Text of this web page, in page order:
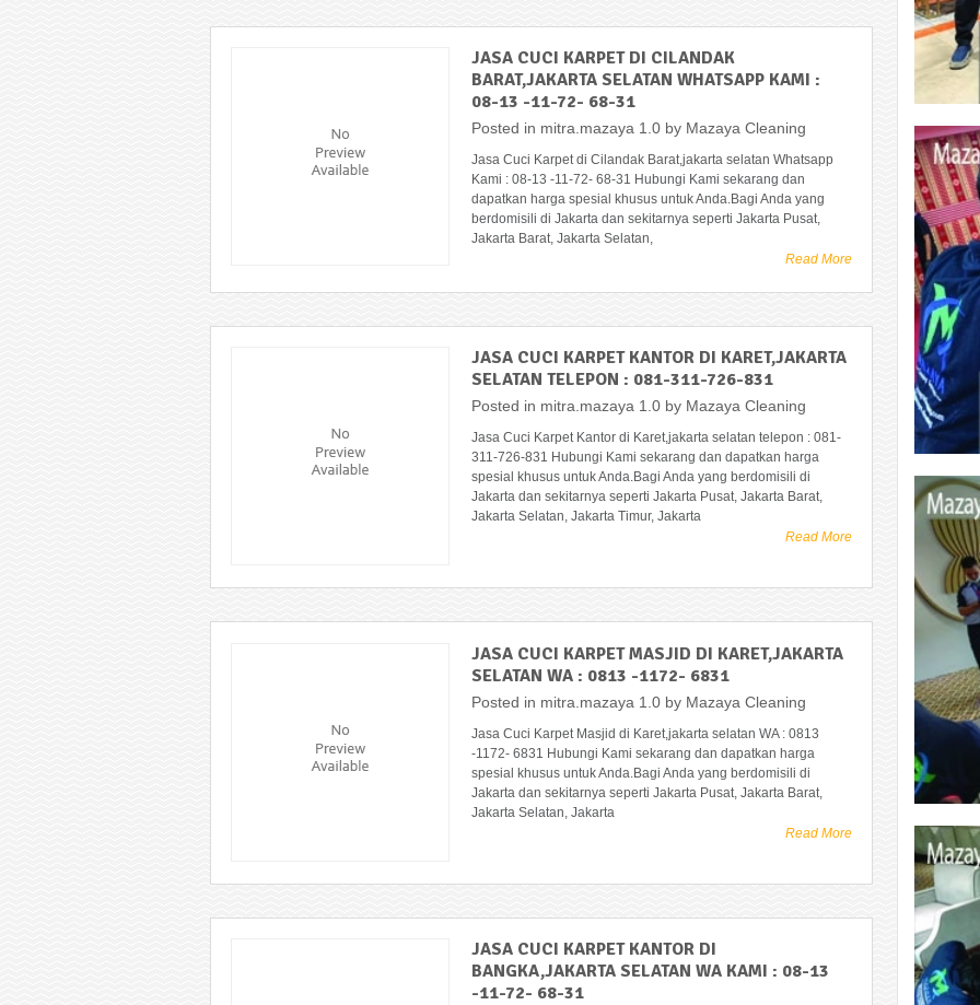
JASA CUCI KARPET DI CILANDAK
BARAT,JAKARTA SELATAN WHATSAPP KAMI :
08-13 -11-72- 68-31
Posted in mitra.mazaya 1.0 by Mazaya Cleaning
Jasa Cuci Karpet di Cilandak Barat,jakarta selatan Whatsapp
Kami : 08-13 -11-72- 68-31 Hubungi Kami sekarang dan
dapatkan harga spesial khusus untuk Anda.Bagi Anda yang
berdomisili di Jakarta dan sekitarnya seperti Jakarta Pusat,
Jakarta Barat, Jakarta Selatan,
Read More
JASA CUCI KARPET KANTOR DI KARET,JAKARTA
SELATAN TELEPON : 081-311-726-831
Posted in mitra.mazaya 1.0 by Mazaya Cleaning
Jasa Cuci Karpet Kantor di Karet,jakarta selatan telepon : 081-
311-726-831 Hubungi Kami sekarang dan dapatkan harga
spesial khusus untuk Anda.Bagi Anda yang berdomisili di
Jakarta dan sekitarnya seperti Jakarta Pusat, Jakarta Barat,
Jakarta Selatan, Jakarta Timur, Jakarta
Read More
JASA CUCI KARPET MASJID DI KARET,JAKARTA
SELATAN WA : 0813 -1172- 6831
Posted in mitra.mazaya 1.0 by Mazaya Cleaning
Jasa Cuci Karpet Masjid di Karet,jakarta selatan WA : 0813
-1172- 6831 Hubungi Kami sekarang dan dapatkan harga
spesial khusus untuk Anda.Bagi Anda yang berdomisili di
Jakarta dan sekitarnya seperti Jakarta Pusat, Jakarta Barat,
Jakarta Selatan, Jakarta
Read More
JASA CUCI KARPET KANTOR DI
BANGKA,JAKARTA SELATAN WA KAMI : 08-13
-11-72- 68-31